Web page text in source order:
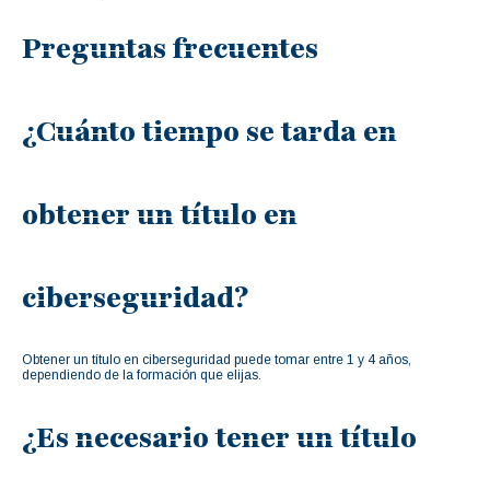
Preguntas frecuentes
¿Cuánto tiempo se tarda en
obtener un título en
ciberseguridad?
Obtener un título en ciberseguridad puede tomar entre 1 y 4 años,
dependiendo de la formación que elijas.
¿Es necesario tener un título